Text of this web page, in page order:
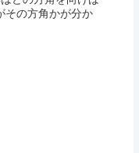
その方角かが分か